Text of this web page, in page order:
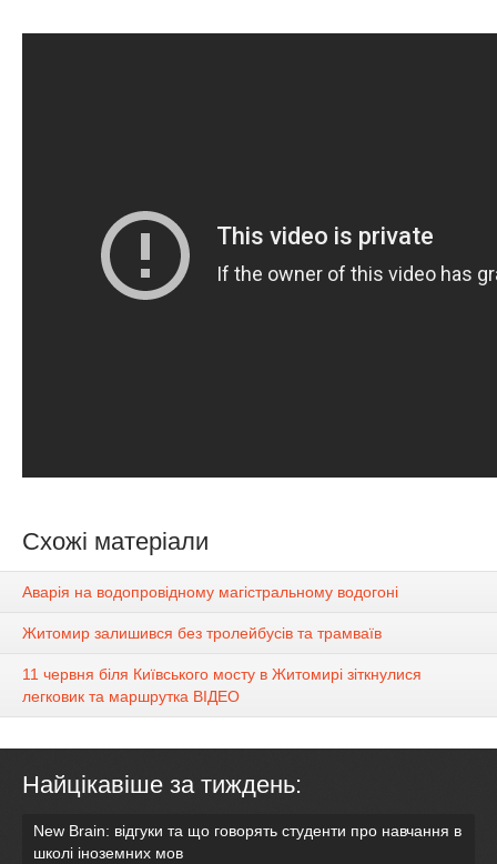
Схожі матеріали
Аварія на водопровідному магістральному водогоні
Житомир залишився без тролейбусів та трамваїв
11 червня біля Київського мосту в Житомирі зіткнулися
легковик та маршрутка ВІДЕО
Найцікавіше за тиждень:
New Brain: відгуки та що говорять студенти про навчання в
школі іноземних мов